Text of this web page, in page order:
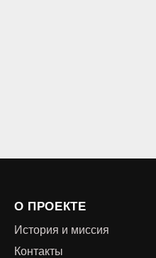
О ПРОЕКТЕ
История и миссия
Контакты